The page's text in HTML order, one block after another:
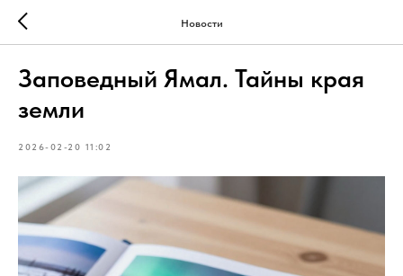
Новости
Заповедный Ямал. Тайны края
земли
2026-02-20 11:02